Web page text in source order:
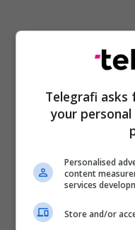
Telegrafi asks
your
Personalised
content
services
Store and/or